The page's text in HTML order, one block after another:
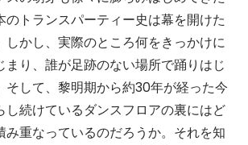
のトランスパーティー史は幕を開けた
しかし、実際のところ何をきっかけに
まり、誰が足跡のない場所で踊りはじ
そして、黎明期から約30年が経った今
し続けているダンスフロアの裏にはど
み重なっているのだろうか。それを知